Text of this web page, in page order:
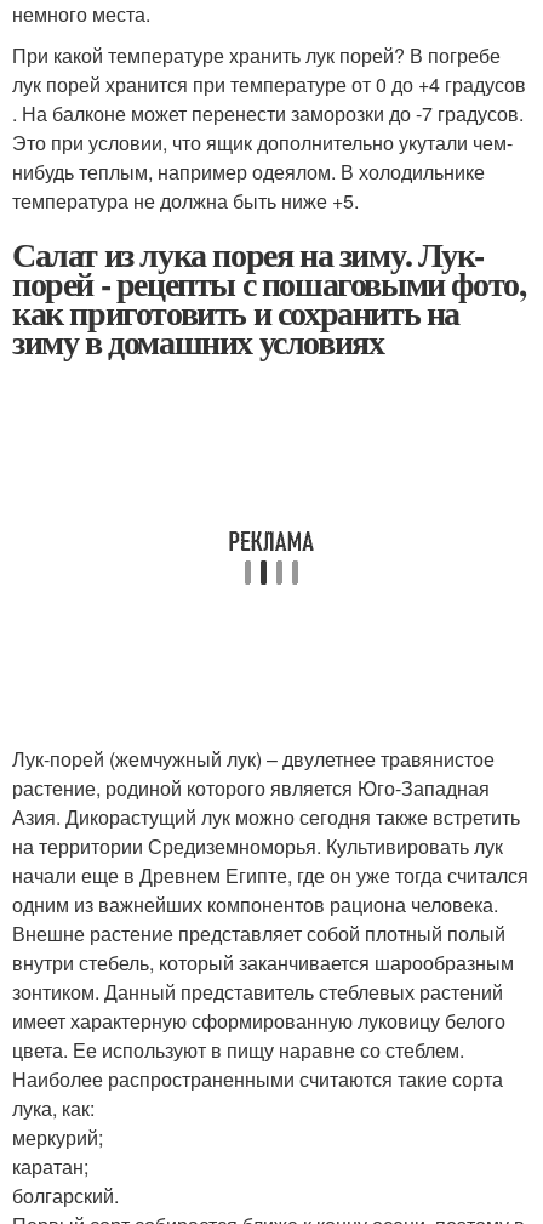
немного места.
При какой температуре хранить лук порей? В погребе
лук порей хранится при температуре от 0 до +4 градусов
. На балконе может перенести заморозки до -7 градусов.
Это при условии, что ящик дополнительно укутали чем-
нибудь теплым, например одеялом. В холодильнике
температура не должна быть ниже +5.
Салат из лука порея на зиму. Лук-
порей - рецепты с пошаговыми фото,
как приготовить и сохранить на
зиму в домашних условиях
Лук-порей (жемчужный лук) – двулетнее травянистое
растение, родиной которого является Юго-Западная
Азия. Дикорастущий лук можно сегодня также встретить
на территории Средиземноморья. Культивировать лук
начали еще в Древнем Египте, где он уже тогда считался
одним из важнейших компонентов рациона человека.
Внешне растение представляет собой плотный полый
внутри стебель, который заканчивается шарообразным
зонтиком. Данный представитель стеблевых растений
имеет характерную сформированную луковицу белого
цвета. Ее используют в пищу наравне со стеблем.
Наиболее распространенными считаются такие сорта
лука, как:
меркурий;
каратан;
болгарский.